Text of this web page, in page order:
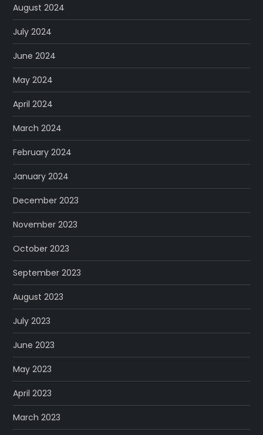
August 2024
July 2024
June 2024
May 2024
April 2024
March 2024
February 2024
January 2024
December 2023
November 2023
October 2023
September 2023
August 2023
July 2023
June 2023
May 2023
April 2023
March 2023